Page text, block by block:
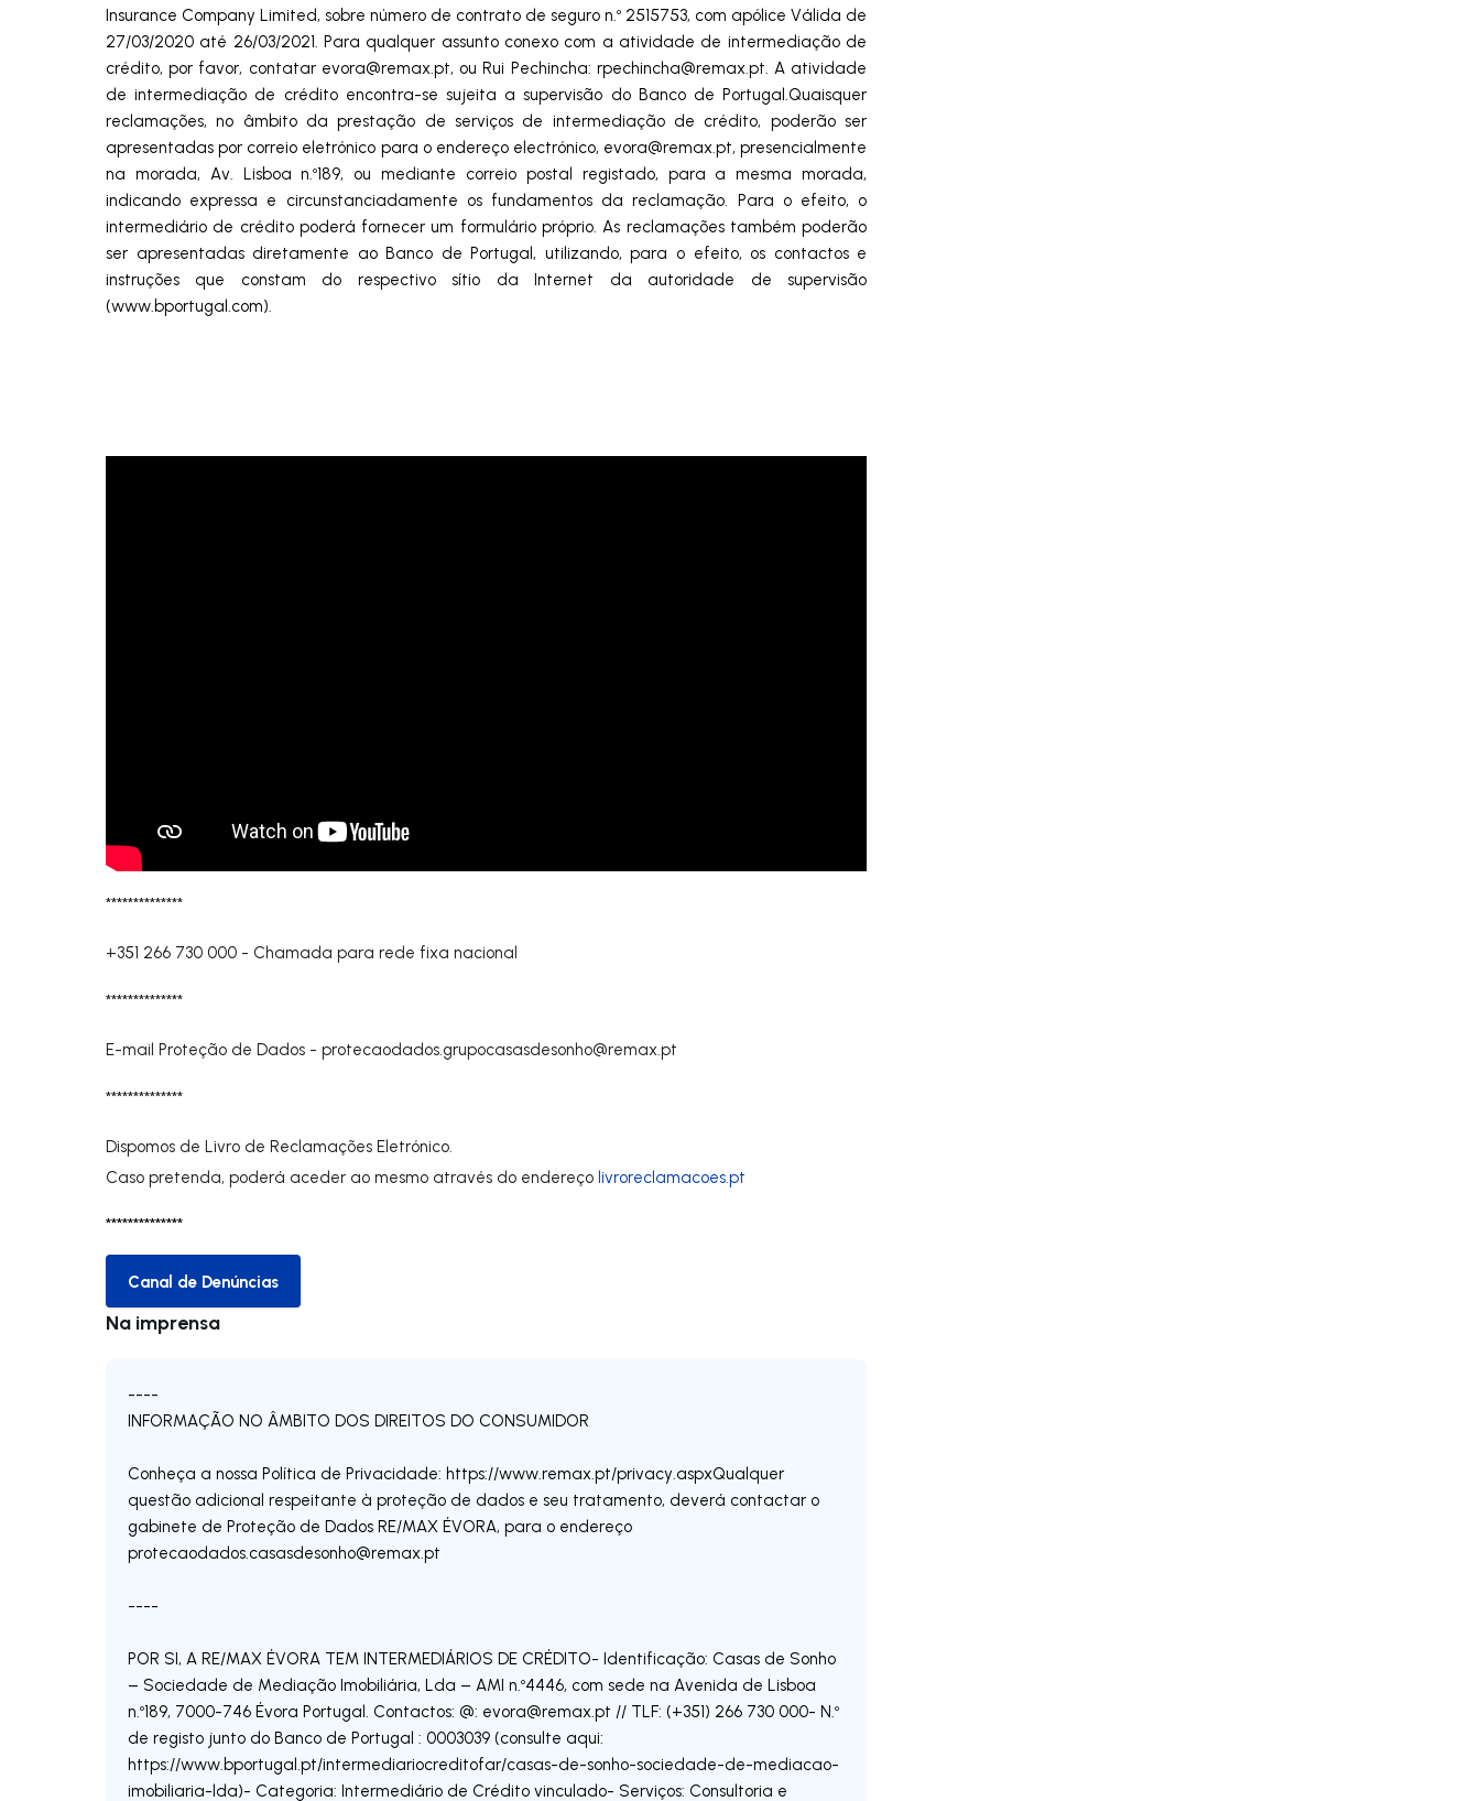
Insurance Company Limited, sobre número de contrato de seguro n.º 2515753, com apólice Válida de
27/03/2020 até 26/03/2021. Para qualquer assunto conexo com a atividade de intermediação de
crédito, por favor, contatar evora@remax.pt, ou Rui Pechincha: rpechincha@remax.pt. A atividade
de intermediação de crédito encontra-se sujeita a supervisão do Banco de Portugal.Quaisquer
reclamações, no âmbito da prestação de serviços de intermediação de crédito, poderão ser
apresentadas por correio eletrónico para o endereço electrónico, evora@remax.pt, presencialmente
na morada, Av. Lisboa n.º189, ou mediante correio postal registado, para a mesma morada,
indicando expressa e circunstanciadamente os fundamentos da reclamação. Para o efeito, o
intermediário de crédito poderá fornecer um formulário próprio. As reclamações também poderão
ser apresentadas diretamente ao Banco de Portugal, utilizando, para o efeito, os contactos e
instruções que constam do respectivo sítio da Internet da autoridade de supervisão
(www.bportugal.com).
**************
+351 266 730 000 - Chamada para rede fixa nacional
**************
E-mail Proteção de Dados - protecaodados.grupocasasdesonho@remax.pt
**************
Dispomos de Livro de Reclamações Eletrónico.
Caso pretenda, poderá aceder ao mesmo através do endereço livroreclamacoes.pt
**************
Canal de Denúncias
Canal de Denúncias
Na imprensa
----
INFORMAÇÃO NO ÂMBITO DOS DIREITOS DO CONSUMIDOR
Conheça a nossa Política de Privacidade: https://www.remax.pt/privacy.aspxQualquer
questão adicional respeitante à proteção de dados e seu tratamento, deverá contactar o
gabinete de Proteção de Dados RE/MAX ÉVORA, para o endereço
protecaodados.casasdesonho@remax.pt
----
POR SI, A RE/MAX ÉVORA TEM INTERMEDIÁRIOS DE CRÉDITO- Identificação: Casas de Sonho
– Sociedade de Mediação Imobiliária, Lda – AMI n.º4446, com sede na Avenida de Lisboa
n.º189, 7000-746 Évora Portugal. Contactos: @: evora@remax.pt // TLF: (+351) 266 730 000- N.º
de registo junto do Banco de Portugal : 0003039 (consulte aqui:
https://www.bportugal.pt/intermediariocreditofar/casas-de-sonho-sociedade-de-mediacao-
imobiliaria-lda)- Categoria: Intermediário de Crédito vinculado- Serviços: Consultoria e